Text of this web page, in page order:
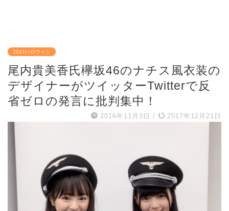
2017ハロウィン
尾内貴美香氏欅坂46のナチス風衣装の
デザイナーがツイッターTwitterで反
省ゼロの発言に批判集中！
2016年11月3日 / 2017年12月21日